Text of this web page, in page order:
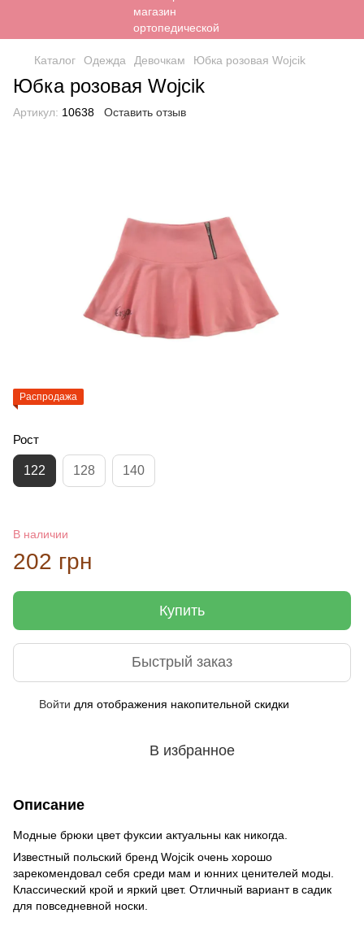
Каталог Одежда Девочкам Юбка розовая Wojcik
Юбка розовая Wojcik
Артикул: 10638 Оставить отзыв
Распродажа
Рост
122 128 140
В наличии
202 грн
Купить
Быстрый заказ
Войти для отображения накопительной скидки
В избранное
Описание
Модные брюки цвет фуксии актуальны как никогда.
Известный польский бренд Wojcik очень хорошо
зарекомендовал себя среди мам и юнних ценителей моды.
Классический крой и яркий цвет. Отличный вариант в садик
для повседневной носки.